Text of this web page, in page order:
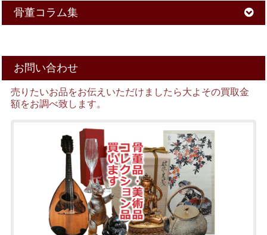
骨董コラム集
お問い合わせ
売りたいお品をお伝えいただけましたら大よその買取金
額をお調べ致します。